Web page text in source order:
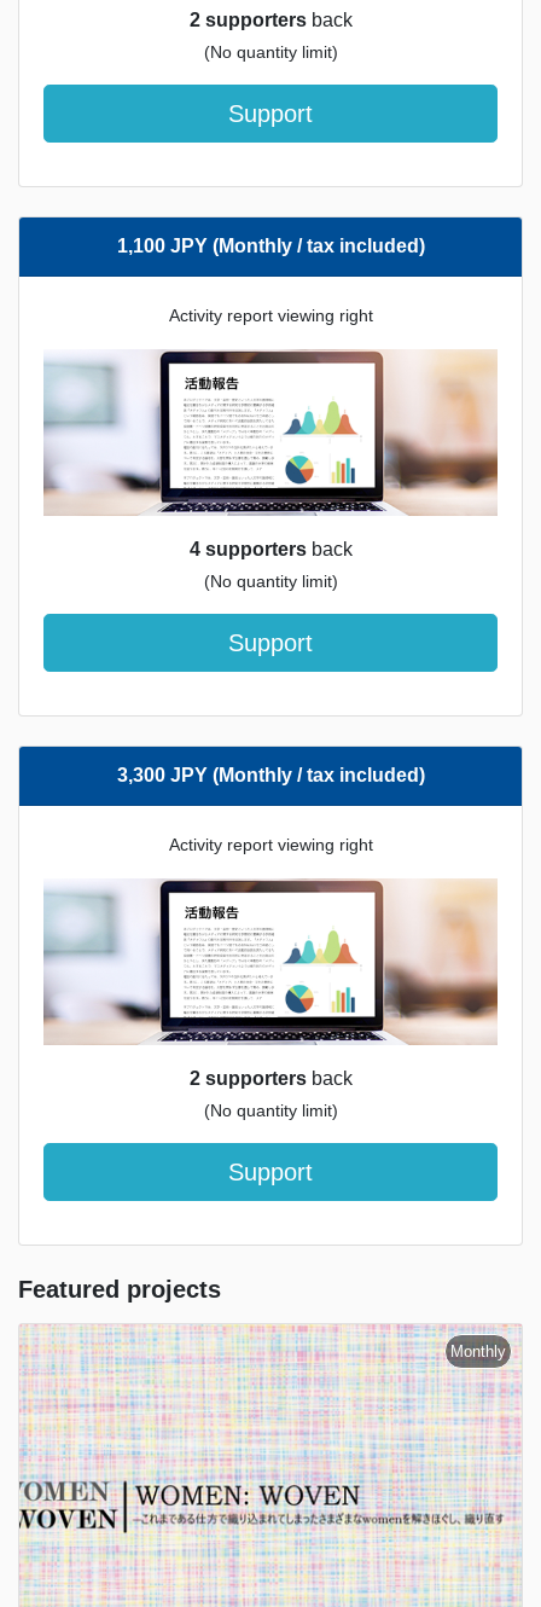
2 supportersback
(No quantity limit)
Support
1,100 JPY (Monthly / tax included)
Activity report viewing right
4 supportersback
(No quantity limit)
Support
3,300 JPY (Monthly / tax included)
Activity report viewing right
2 supportersback
(No quantity limit)
Support
Featured projects